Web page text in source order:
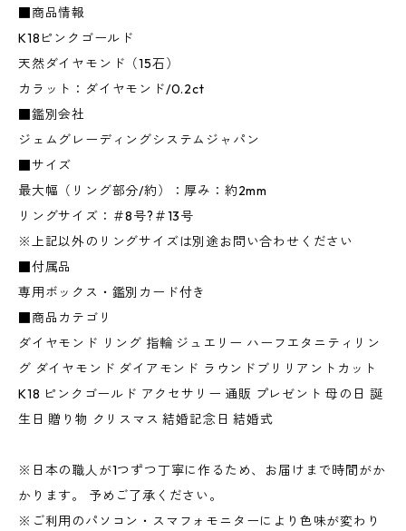
■商品情報
K18ピンクゴールド
天然ダイヤモンド（15石）
カラット：ダイヤモンド/0.2ct
■鑑別会社
ジェムグレーディングシステムジャパン
■サイズ
最大幅（リング部分/約）：厚み：約2mm
リングサイズ：＃8号?＃13号
※上記以外のリングサイズは別途お問い合わせください
■付属品
専用ボックス・鑑別カード付き
■商品カテゴリ
ダイヤモンド リング 指輪 ジュエリー ハーフエタニティリン
グ ダイヤモンド ダイアモンド ラウンドブリリアントカット
K18 ピンクゴールド アクセサリー 通販 プレゼント 母の日 誕
生日 贈り物 クリスマス 結婚記念日 結婚式
※日本の職人が1つずつ丁寧に作るため、お届けまで時間がか
かります。 予めご了承ください。
※ご利用のパソコン・スマフォモニターにより色味が変わり